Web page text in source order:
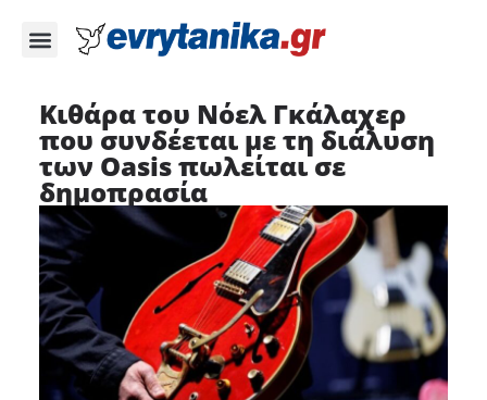
Κιθάρα του Νόελ Γκάλαχερ
που συνδέεται με τη διάλυση
των Oasis πωλείται σε
δημοπρασία